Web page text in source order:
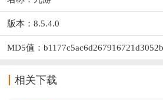
版本：8.5.4.0
MD5值：
相关下载